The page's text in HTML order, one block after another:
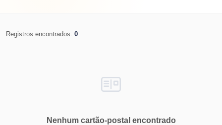
Registros encontrados: 0
Nenhum cartão-postal encontrado